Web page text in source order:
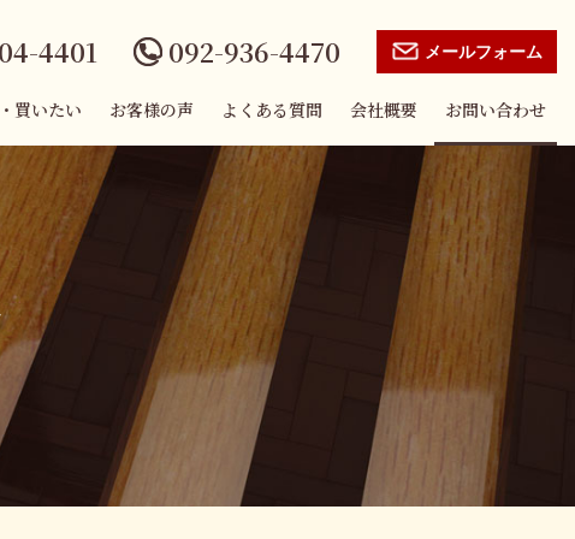
4401 092-936-4470 メールフォーム
買いたい お客様の声 よくある質問 会社概要 お問い合わせ